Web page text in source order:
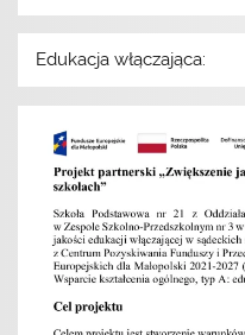
Edukacja włączająca: